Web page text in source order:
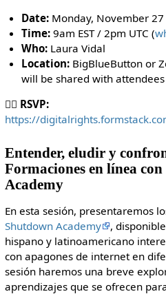
Date: Monday, November 27
Time: 9am EST / 2pm UTC (
Who: Laura Vidal
Location: BigBlueButton or
will be shared with
👉🏾 RSVP:
https://
Entender, eludir y
Formaciones en línea
Academy
En esta sesión, presentaremos
Shutdown Academy
,
hispano y latinoamericano
con apagones de internet en
sesión haremos una breve
aprendizajes que se ofrecen